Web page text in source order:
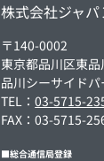
株式会社ジャ
〒140-0002
東京都品川区東
品川シーサイド
TEL：03-5715-
FAX：03-5715-
■総合通信局登録